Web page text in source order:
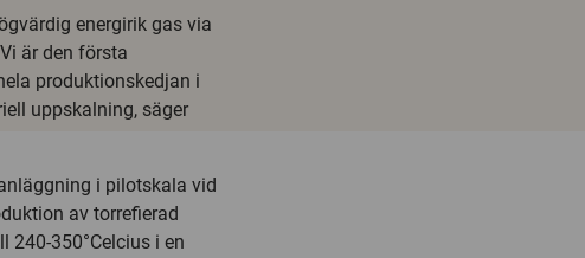
energirik gas via
är den första
produktionskedjan i
uppskalning, säger
i pilotskala vid
av torrefierad
240-350°Celcius i en